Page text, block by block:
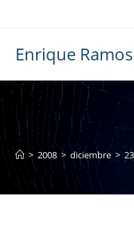
Enrique
> 2008 > diciembre > 23